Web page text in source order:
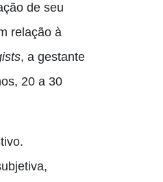
de seu
relação à
, a gestante
20 a 30
.